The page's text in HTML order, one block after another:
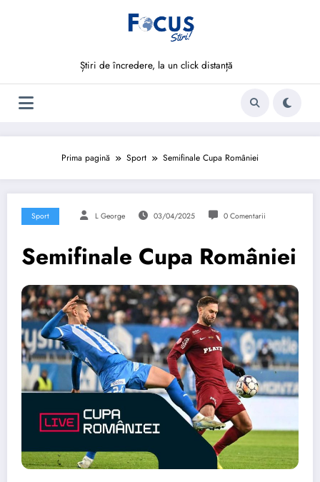
Știri de încredere, la un click distanță
Prima pagină Sport Semifinale Cupa României
Sport L George 03/04/2025 0 Comentarii
Semifinale Cupa României